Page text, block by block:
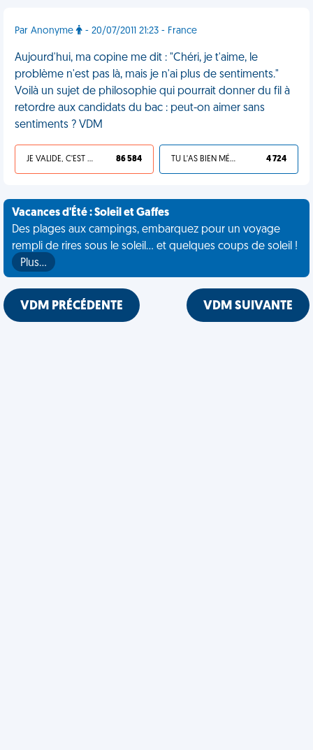
Par Anonyme - 20/07/2011 21:23 - France
Aujourd'hui, ma copine me dit : "Chéri, je t'aime, le
problème n'est pas là, mais je n'ai plus de sentiments."
Voilà un sujet de philosophie qui pourrait donner du fil à
retordre aux candidats du bac : peut-on aimer sans
sentiments ? VDM
JE VALIDE, C'EST UNE VDM 86 584 TU L'AS BIEN MÉRITÉ 4 724
Vacances d'Été : Soleil et Gaffes
Des plages aux campings, embarquez pour un voyage
rempli de rires sous le soleil... et quelques coups de soleil !
Plus…
VDM PRÉCÉDENTE VDM SUIVANTE